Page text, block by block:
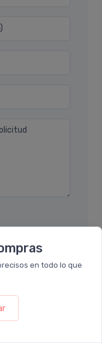
en todo lo que